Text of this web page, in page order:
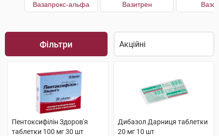
Вазапрокс-альфа Вазитрен
Фільтри
Пентоксифілін Здоров'я
таблетки 100 мг 30 шт
Дибазол Дарниця таблетки
20 мг 10 шт